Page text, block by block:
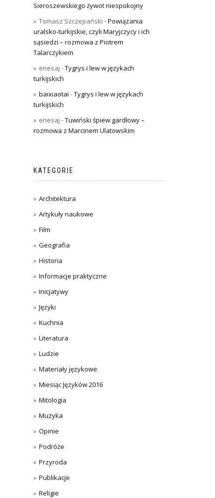
Sieroszewskiego żywot niespokojny
Tomasz Szczepański -Powiązania
uralsko-turkijskie, czyli Maryjczycy i ich
sąsiedzi – rozmowa z Piotrem
Talarczykiem
enesaj -Tygrys i lew w językach
turkijskich
baixiaotai -Tygrys i lew w językach
turkijskich
enesaj -Tuwiński śpiew gardłowy –
rozmowa z Marcinem Ulatowskim
KATEGORIE
Architektura
Artykuły naukowe
Film
Geografia
Historia
Informacje praktyczne
Inicjatywy
Języki
Kuchnia
Literatura
Ludzie
Materiały językowe
Miesiąc Języków 2016
Mitologia
Muzyka
Opinie
Podróże
Przyroda
Publikacje
Religie